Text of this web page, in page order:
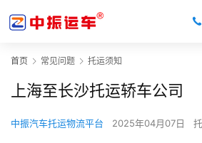
首页 常见问题 托运须知
上海至长沙托运轿车公司
中振汽车托运物流平台 2025年04月07日